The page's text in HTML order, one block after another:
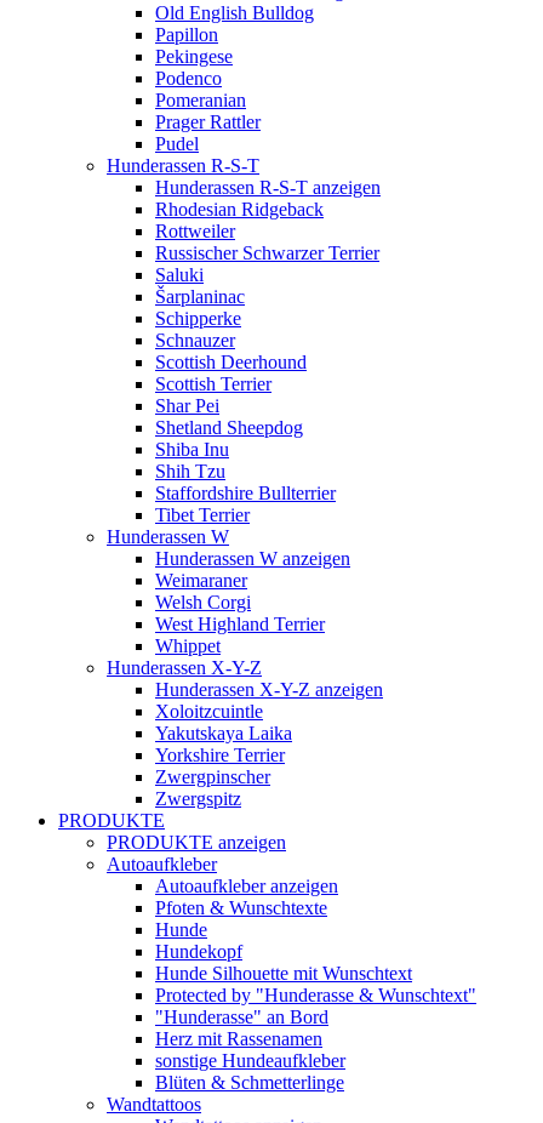
Old English Bulldog
Papillon
Pekingese
Podenco
Pomeranian
Prager Rattler
Pudel
Hunderassen R-S-T
Hunderassen R-S-T anzeigen
Rhodesian Ridgeback
Rottweiler
Russischer Schwarzer Terrier
Saluki
Šarplaninac
Schipperke
Schnauzer
Scottish Deerhound
Scottish Terrier
Shar Pei
Shetland Sheepdog
Shiba Inu
Shih Tzu
Staffordshire Bullterrier
Tibet Terrier
Hunderassen W
Hunderassen W anzeigen
Weimaraner
Welsh Corgi
West Highland Terrier
Whippet
Hunderassen X-Y-Z
Hunderassen X-Y-Z anzeigen
Xoloitzcuintle
Yakutskaya Laika
Yorkshire Terrier
Zwergpinscher
Zwergspitz
PRODUKTE
PRODUKTE anzeigen
Autoaufkleber
Autoaufkleber anzeigen
Pfoten & Wunschtexte
Hunde
Hundekopf
Hunde Silhouette mit Wunschtext
Protected by "Hunderasse & Wunschtext"
"Hunderasse" an Bord
Herz mit Rassenamen
sonstige Hundeaufkleber
Blüten & Schmetterlinge
Wandtattoos